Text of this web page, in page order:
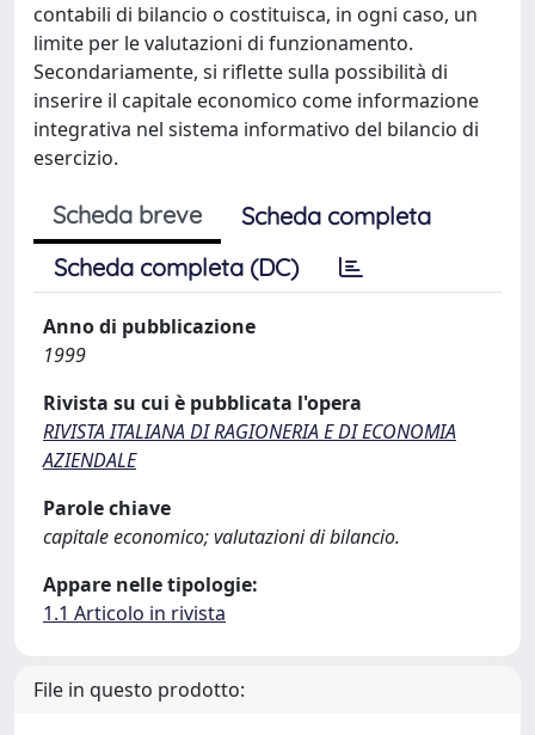
contabili di bilancio o costituisca, in ogni caso, un
limite per le valutazioni di funzionamento.
Secondariamente, si riflette sulla possibilità di
inserire il capitale economico come informazione
integrativa nel sistema informativo del bilancio di
esercizio.
Scheda breve
Scheda completa
Scheda completa (DC)
Anno di pubblicazione
1999
Rivista su cui è pubblicata l'opera
RIVISTA ITALIANA DI RAGIONERIA E DI ECONOMIA
AZIENDALE
Parole chiave
capitale economico; valutazioni di bilancio.
Appare nelle tipologie:
1.1 Articolo in rivista
File in questo prodotto: